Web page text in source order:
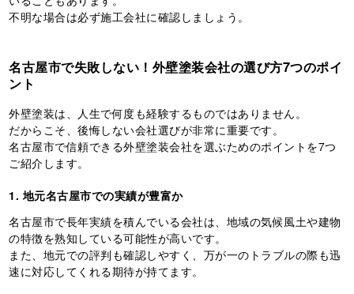
不明な場合は必ず施工会社に確認しましょう。
名古屋市で失敗しない！外壁塗装会社の選び方7つのポイ
ント
外壁塗装は、人生で何度も経験するものではありません。
だからこそ、後悔しない会社選びが非常に重要です。
名古屋市で信頼できる外壁塗装会社を選ぶためのポイントを7つ
ご紹介します。
1. 地元名古屋市での実績が豊富か
名古屋市で長年実績を積んでいる会社は、地域の気候風土や建物
の特徴を熟知している可能性が高いです。
また、地元での評判も確認しやすく、万が一のトラブルの際も迅
速に対応してくれる期待が持てます。